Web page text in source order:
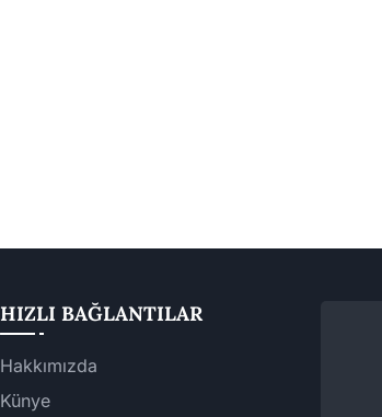
HIZLI BAĞLANTILAR
Hakkımızda
Künye